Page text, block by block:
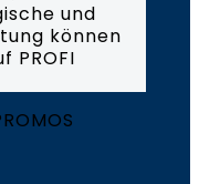
und
können
PROFI